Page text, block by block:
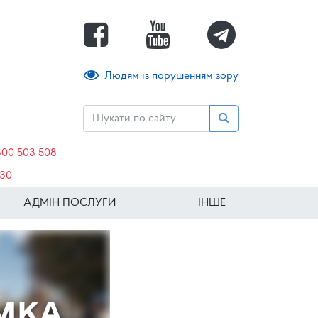
Людям із порушенням зору
503 508
АДМІН ПОСЛУГИ ІНШЕ